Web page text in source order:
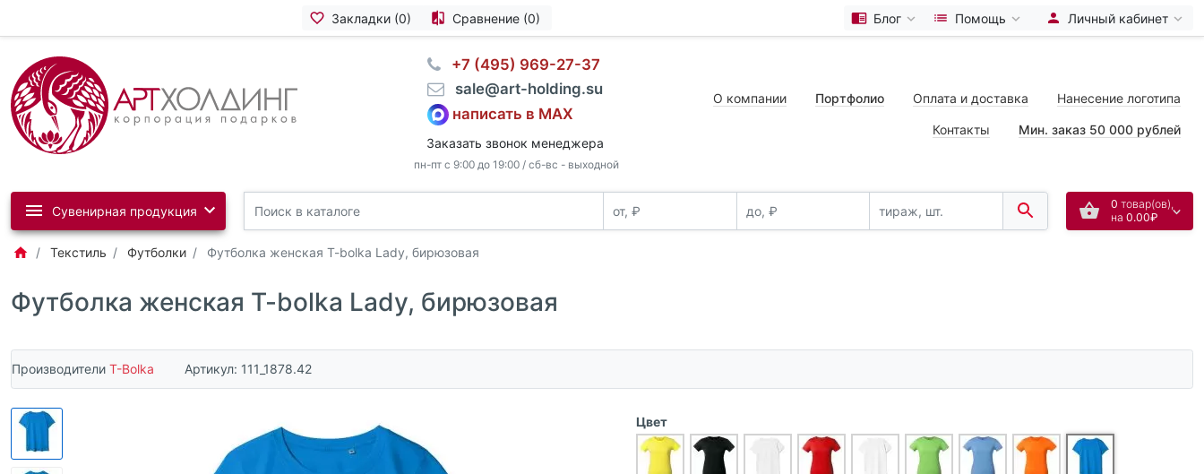
Закладки (0) Сравнение (0) Блог Помощь Личный кабинет
⠀+7 (495) 969-27-37
⠀sale@art-holding.su
написать в MAX
Заказать звонок менеджера
пн-пт с 9:00 до 19:00 / сб-вс - выходной
О компании Портфолио Оплата и доставка Нанесение логотипа
Контакты Мин. заказ 50 000 рублей
0 товар(ов),
на 0.00₽
Сувенирная продукция
Текстиль Футболки Футболка женская T-bolka Lady, бирюзовая
Футболка женская T-bolka Lady, бирюзовая
Производители T-Bolka Артикул: 111_1878.42
Цвет